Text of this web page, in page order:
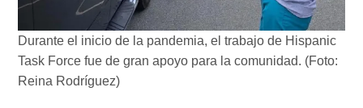
Durante el inicio de la pandemia, el trabajo de Hispanic
Task Force fue de gran apoyo para la comunidad. (Foto:
Reina Rodríguez)